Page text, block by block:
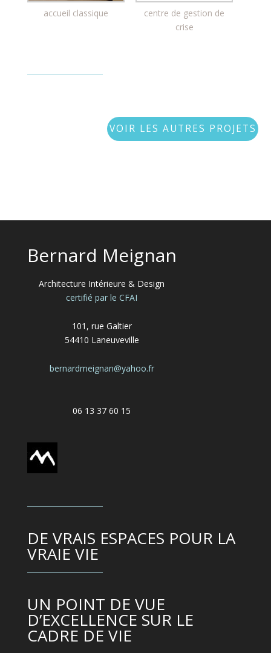
accueil classique
centre de gestion de
crise
VOIR LES AUTRES PROJETS
Bernard Meignan
Architecture Intérieure & Design
certifié par le CFAI
101, rue Galtier
54410 Laneuveville
bernardmeignan@yahoo.fr
06 13 37 60 15
DE VRAIS ESPACES POUR LA
VRAIE VIE
UN POINT DE VUE
D’EXCELLENCE SUR LE
CADRE DE VIE